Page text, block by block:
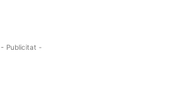
- Publicitat -